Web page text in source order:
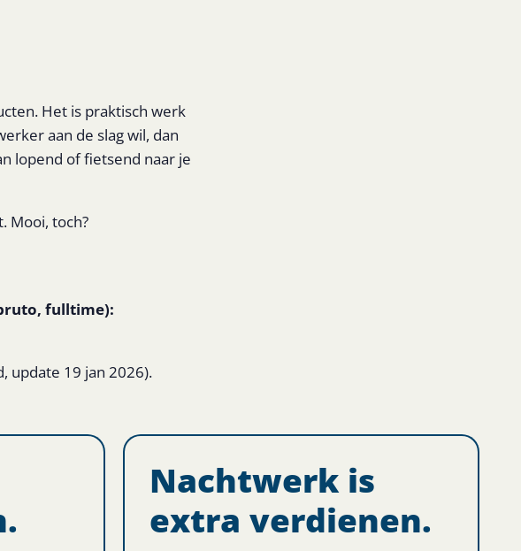
Het is praktisch werk
aan de slag wil, dan
lopend of fietsend naar je
Mooi, toch?
fulltime):
update 19 jan 2026).
Nachtwerk is
extra verdienen.